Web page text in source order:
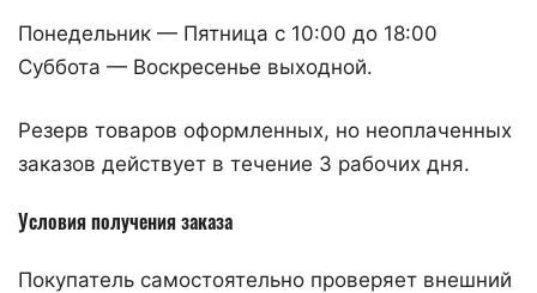
Понедельник — Пятница с 10:00 до 18:00
Суббота — Воскресенье выходной.
Резерв товаров оформленных, но неоплаченных
заказов действует в течение 3 рабочих дня.
Условия получения заказа
Покупатель самостоятельно проверяет внешний